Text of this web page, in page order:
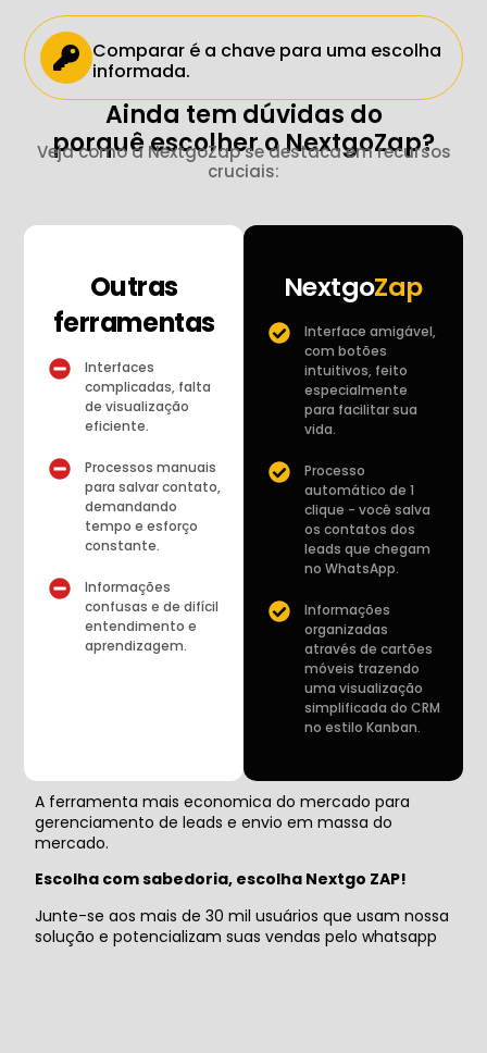
Comparar é a chave para uma escolha
informada.
Ainda tem dúvidas do
porquê escolher o NextgoZap?
Veja como a NextgoZap se destaca em recursos
cruciais:
Outras
ferramentas
Interfaces
complicadas, falta
de visualização
eficiente.
Processos manuais
para salvar contato,
demandando
tempo e esforço
constante.
Informações
confusas e de difícil
entendimento e
aprendizagem.
NextgoZap
Interface amigável,
com botões
intuitivos, feito
especialmente
para facilitar sua
vida.
Processo
automático de 1
clique - você salva
os contatos dos
leads que chegam
no WhatsApp.
Informações
organizadas
através de cartões
móveis trazendo
uma visualização
simplificada do CRM
no estilo Kanban.
A ferramenta mais economica do mercado para
gerenciamento de leads e envio em massa do
mercado.
Escolha com sabedoria, escolha Nextgo ZAP!
Junte-se aos mais de 30 mil usuários que usam nossa
solução e potencializam suas vendas pelo whatsapp